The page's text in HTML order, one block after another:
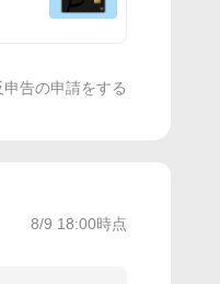
申告の申請をする
8/9 18:00時点